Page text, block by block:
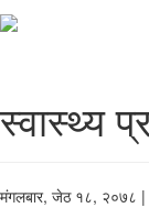
स्वास्थ्य
मंगलबार, जेठ १८, २०७८